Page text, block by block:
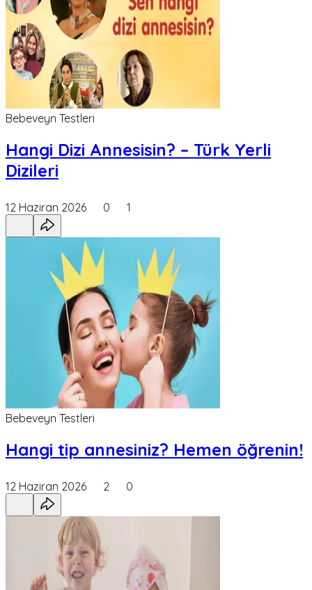
Bebeveyn Testleri
Hangi Dizi Annesisin? – Türk Yerli
Dizileri
12 Haziran 2026 0 1
Bebeveyn Testleri
Hangi tip annesiniz? Hemen öğrenin!
12 Haziran 2026 2 0